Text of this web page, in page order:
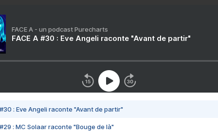
FACE A - un podcast Purecharts
FACE A #30 : Eve Angeli raconte "Avant de partir"
#30 : Eve Angeli raconte "Avant de partir"
#29 : MC Solaar raconte "Bouge de là"